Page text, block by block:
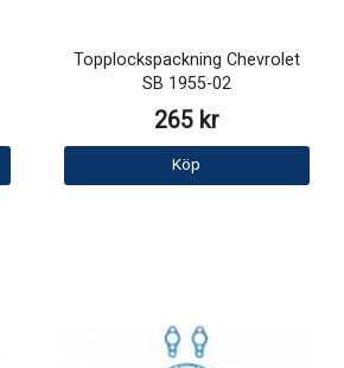
Topplockspackning Chevrolet
SB 1955-02
265 kr
Köp